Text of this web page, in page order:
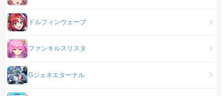
ドルフィンウェーブ
ファンキルスリスタ
Gジェネエターナル